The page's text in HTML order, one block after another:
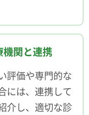
関と連携
評価や専門的な
には、連携して
介し、適切な診